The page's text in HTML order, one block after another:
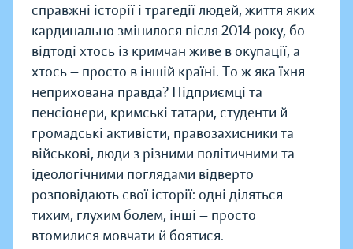
справжні історії і трагедії людей, життя яких
кардинально змінилося після 2014 року, бо
відтоді хтось із кримчан живе в окупації, а
хтось — просто в іншій країні. То ж яка їхня
неприхована правда? Підприємці та
пенсіонери, кримські татари, студенти й
громадські активісти, правозахисники та
військові, люди з різними політичними та
ідеологічними поглядами відверто
розповідають свої історії: одні діляться
тихим, глухим болем, інші — просто
втомилися мовчати й боятися.